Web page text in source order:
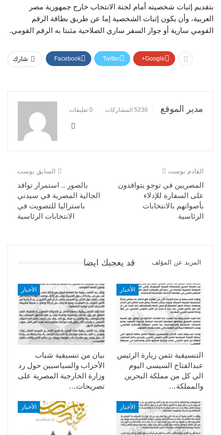
بتقديم إثبات شخصيته أمام لجنة الانتخاب خارج جمهورية مصر
العربية، وأن يكون إثبات الشخصية إما عن طريق بطاقة الرقم
القومي سارية أو جواز السفر ساري الصلاحية مثبتا به الرقم القومي.
شارك Facebook Twitter Google+
مدير الموقع 5236 المشاركات 0 تعليقات
السابق بوست
بالصور .. استمرار توافد
الجالية المصرية في سيدني
باستراليا للتصويت في
الانتخابات الرئاسية
القادم بوست
المصريين في توجو يتوافدون
على السفارة للإدلاء
بأصواتهم بالانتخابات
الرئاسية
قد يعجبك ايضا المزيد عن المؤلف
الأخبار
بيان من تنسيقية شباب
الأحزاب والسياسيين حول رد
وزارة الخارجية المصرية على
تصريحات…
الأخبار
التنسيقية تثمن زيارة الرئيس
عبدالفتاح السيسى اليوم
الي كل من مملكة البحرين
والمملكة…
الأخبار الأخبار